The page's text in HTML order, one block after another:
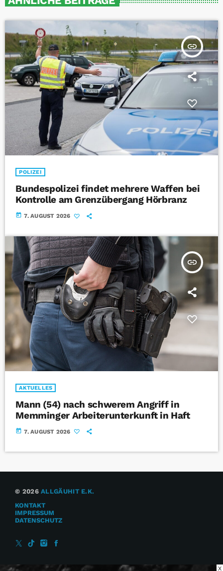
insert_link
POLIZEI
Bundespolizei findet mehrere Waffen bei
Kontrolle am Grenzübergang Hörbranz
today 7. AUGUST 2026
insert_link
AKTUELLES
Mann (54) nach schwerem Angriff in
Memminger Arbeiterunterkunft in Haft
today 7. AUGUST 2026
© 2026ALLGÄUHIT E.K.
KONTAKT
IMPRESSUM
DATENSCHUTZ
X